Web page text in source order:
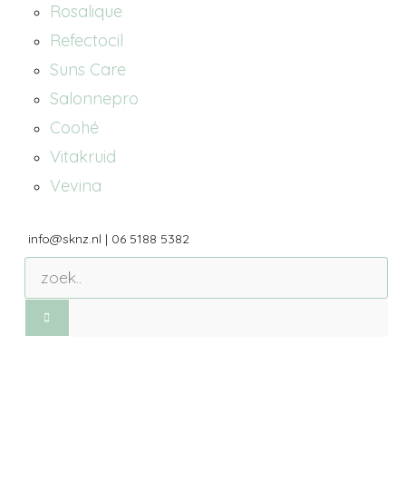
Rosalique
Refectocil
Suns Care
Salonnepro
Coohé
Vitakruid
Vevina
info@sknz.nl | 06 5188 5382